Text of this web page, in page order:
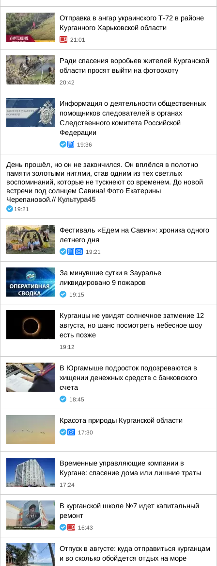
Отправка в ангар украинского Т-72 в районе
Курганного Харьковской области
21:01
Ради спасения воробьев жителей Курганской
области просят выйти на фотоохоту
20:42
Информация о деятельности общественных
помощников следователей в органах
Следственного комитета Российской
Федерации
19:36
День прошёл, но он не закончился. Он вплёлся в полотно
памяти золотыми нитями, став одним из тех светлых
воспоминаний, которые не тускнеют со временем. До новой
встречи под солнцем Савина! Фото Екатерины
Черепановой.// Культура45
19:21
Фестиваль «Едем на Савин»: хроника одного
летнего дня
19:21
За минувшие сутки в Зауралье
ликвидировано 9 пожаров
19:15
Курганцы не увидят солнечное затмение 12
августа, но шанс посмотреть небесное шоу
есть позже
19:12
В Юргамыше подросток подозреваются в
хищении денежных средств с банковского
счета
18:45
Красота природы Курганской области
17:30
Временные управляющие компании в
Кургане: спасение дома или лишние траты
17:24
В курганской школе №7 идет капитальный
ремонт
16:43
Отпуск в августе: куда отправиться курганцам
и во сколько обойдется отдых на море